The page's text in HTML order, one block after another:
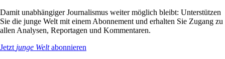
Damit unabhängiger Journalismus weiter möglich bleibt: Unterstützen
Sie die junge Welt mit einem Abonnement und erhalten Sie Zugang zu
allen Analysen, Reportagen und Kommentaren.
Jetzt junge Weltabonnieren